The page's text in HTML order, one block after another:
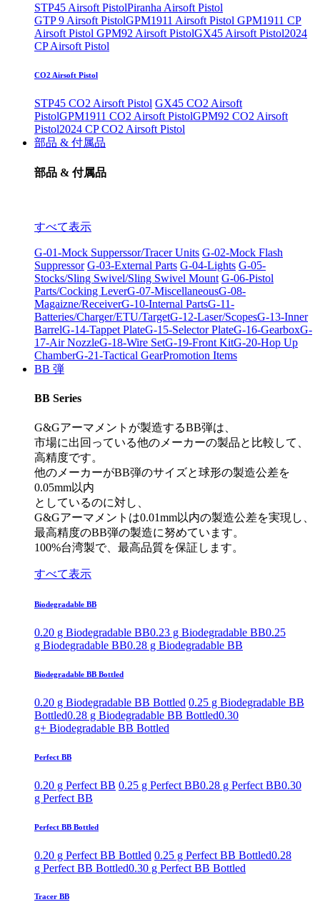
STP45 Airsoft PistolPiranha Airsoft Pistol
GTP 9 Airsoft PistolGPM1911 Airsoft Pistol GPM1911 CP
Airsoft Pistol GPM92 Airsoft PistolGX45 Airsoft Pistol2024
CP Airsoft Pistol
CO2 Airsoft Pistol
STP45 CO2 Airsoft Pistol GX45 CO2 Airsoft
PistolGPM1911 CO2 Airsoft PistolGPM92 CO2 Airsoft
Pistol2024 CP CO2 Airsoft Pistol
部品 & 付属品
部品 & 付属品
すべて表示
G-01-Mock Supperssor/Tracer Units G-02-Mock Flash
Suppressor G-03-External Parts G-04-Lights G-05-
Stocks/Sling Swivel/Sling Swivel Mount G-06-Pistol
Parts/Cocking LeverG-07-MiscellaneousG-08-
Magaizne/ReceiverG-10-Internal PartsG-11-
Batteries/Charger/ETU/TargetG-12-Laser/ScopesG-13-Inner
BarrelG-14-Tappet PlateG-15-Selector PlateG-16-GearboxG-
17-Air NozzleG-18-Wire SetG-19-Front KitG-20-Hop Up
ChamberG-21-Tactical GearPromotion Items
BB 弾
BB Series
G&Gアーマメントが製造するBB弾は、
市場に出回っている他のメーカーの製品と比較して、
高精度です。
他のメーカーがBB弾のサイズと球形の製造公差を
0.05mm以内
としているのに対し、
G&Gアーマメントは0.01mm以内の製造公差を実現し、
最高精度のBB弾の製造に努めています。
100%台湾製で、最高品質を保証します。
すべて表示
Biodegradable BB
0.20 g Biodegradable BB0.23 g Biodegradable BB0.25
g Biodegradable BB0.28 g Biodegradable BB
Biodegradable BB Bottled
0.20 g Biodegradable BB Bottled 0.25 g Biodegradable BB
Bottled0.28 g Biodegradable BB Bottled0.30
g+ Biodegradable BB Bottled
Perfect BB
0.20 g Perfect BB 0.25 g Perfect BB0.28 g Perfect BB0.30
g Perfect BB
Perfect BB Bottled
0.20 g Perfect BB Bottled 0.25 g Perfect BB Bottled0.28
g Perfect BB Bottled0.30 g Perfect BB Bottled
Tracer BB